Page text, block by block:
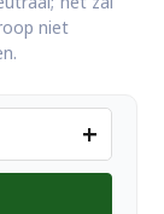
niet
+